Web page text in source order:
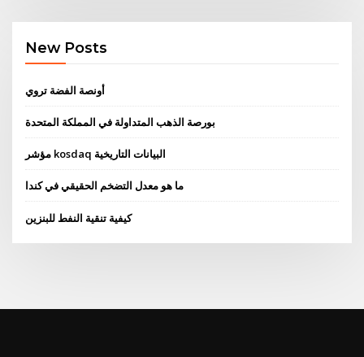
New Posts
أونصة الفضة تروي
بورصة الذهب المتداولة في المملكة المتحدة
مؤشر kosdaq البيانات التاريخية
ما هو معدل التضخم الحقيقي في كندا
كيفية تنقية النفط للبنزين